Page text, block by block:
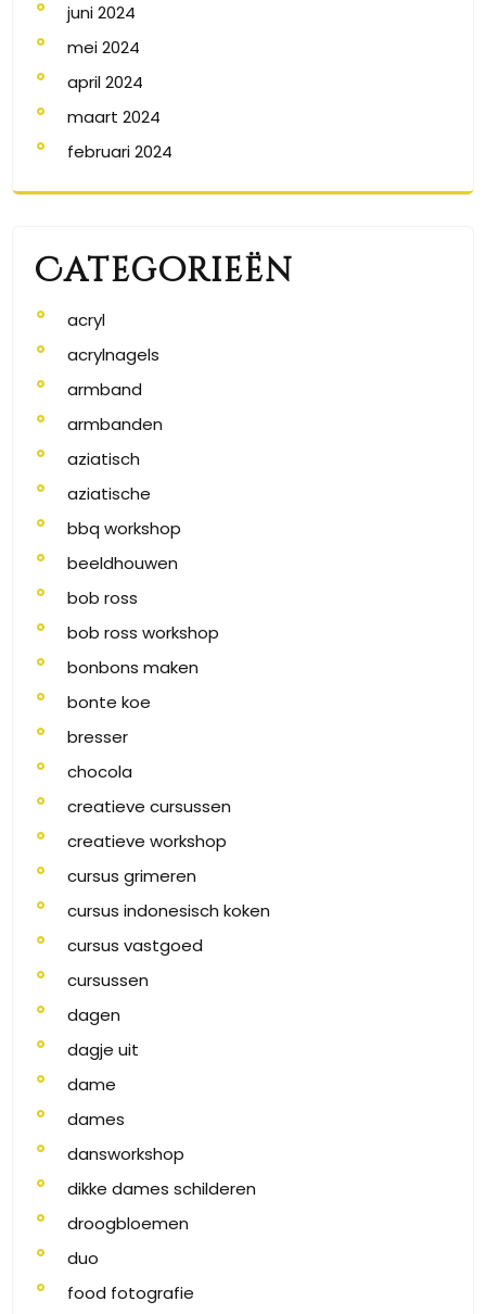
juni 2024
mei 2024
april 2024
maart 2024
februari 2024
Categorieën
acryl
acrylnagels
armband
armbanden
aziatisch
aziatische
bbq workshop
beeldhouwen
bob ross
bob ross workshop
bonbons maken
bonte koe
bresser
chocola
creatieve cursussen
creatieve workshop
cursus grimeren
cursus indonesisch koken
cursus vastgoed
cursussen
dagen
dagje uit
dame
dames
dansworkshop
dikke dames schilderen
droogbloemen
duo
food fotografie